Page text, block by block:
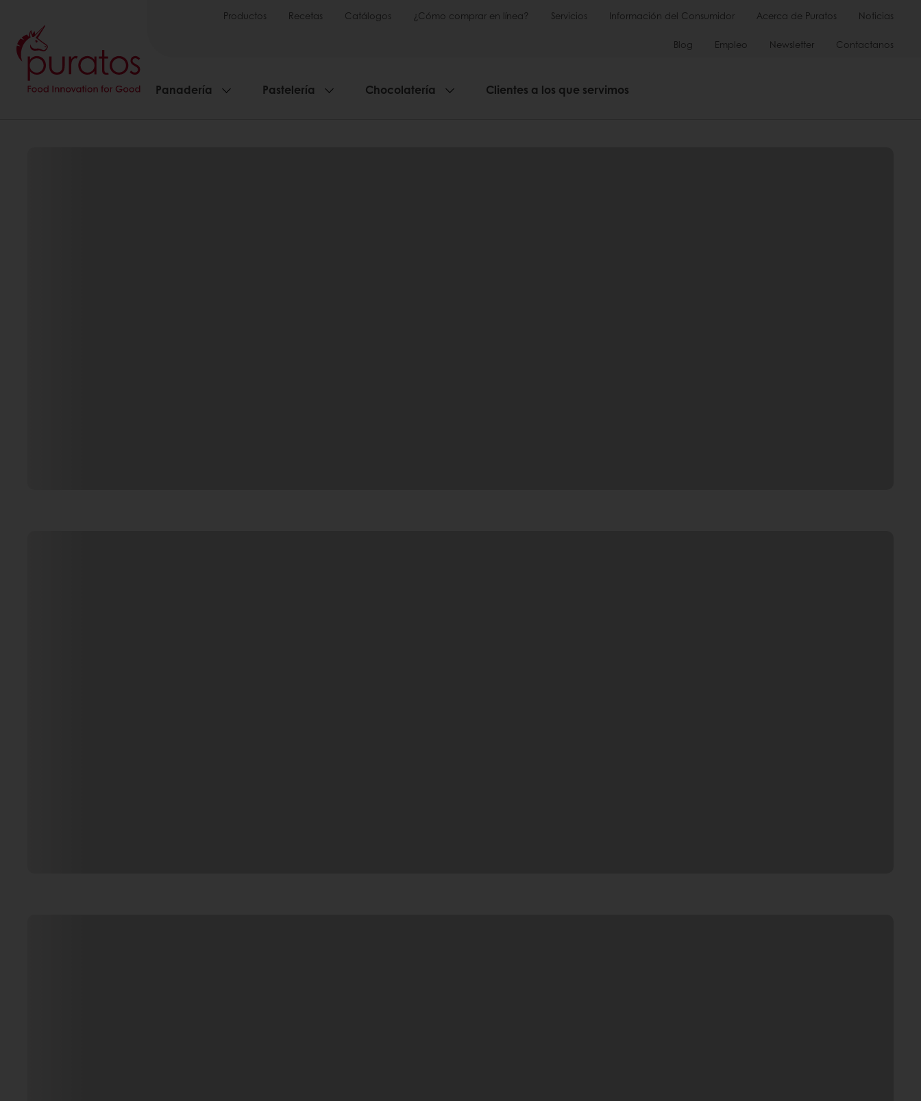
Productos Recetas Catálogos ¿Cómo comprar en línea? Servicios Información del Consumidor Acerca de Puratos Noticias
Blog Empleo Newsletter Contactanos
Panadería Pastelería Chocolatería Clientes a los que servimos